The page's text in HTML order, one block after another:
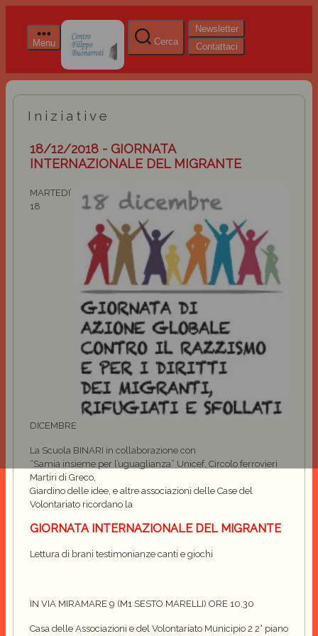
Menu Cerca
Newsletter
Contattaci
Iniziative
18/12/2018 - GIORNATA
INTERNAZIONALE DEL MIGRANTE
MARTEDI’
18
DICEMBRE
La Scuola BINARI in collaborazione con
“Samia insieme per l’uguaglianza” Unicef, Circolo ferrovieri
Martiri di Greco,
Giardino delle idee, e altre associazioni delle Case del
Volontariato ricordano la
GIORNATA INTERNAZIONALE DEL MIGRANTE
Lettura di brani testimonianze canti e giochi
IN VIA MIRAMARE 9 (M1 SESTO MARELLI) ORE 10,30
Casa delle Associazioni e del Volontariato Municipio 2 2° piano